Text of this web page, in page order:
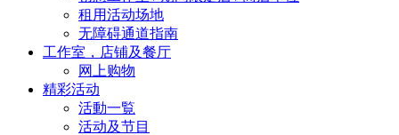
租用活动场地
无障碍通道指南
工作室，店铺及餐厅
网上购物
精彩活动
活動一覧
活动及节目